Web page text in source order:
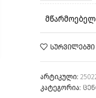
არტიკული:
კატეგორია: